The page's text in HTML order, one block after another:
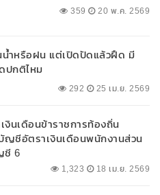
359 20 พ.ค. 2569
น้ำหรือฝน แต่เปิดปัดแล้วฝืด มี
ปกติไหม
292 25 เม.ย. 2569
นเดือนข้าราชการท้องถิ่น
ญชีอัตราเงินเดือนพนักงานส่วน
ชี 6
1,323 18 เม.ย. 2569